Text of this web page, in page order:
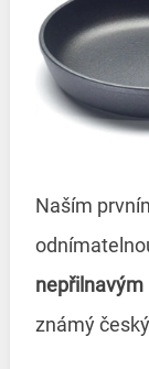
Naším
známý